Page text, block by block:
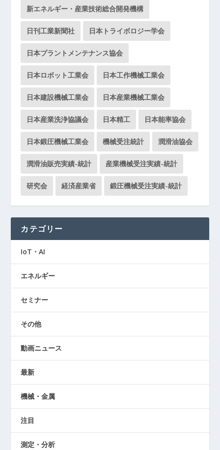
新エネルギー・産業技術総合開発機構
日刊工業新聞社 日本トライボロジー学会
日本プラントメンテナンス協会
日本ロボット工業会 日本工作機械工業会
日本建設機械工業会 日本産業機械工業会
日本産業洗浄協議会 日本精工 日本能率協会
日本鍛圧機械工業会 機械受注統計 潤滑油協会
潤滑油販売実績-統計 産業機械受注実績-統計
研究会 経済産業省 鍛圧機械受注実績-統計
カテゴリー
IoT・AI
エネルギー
セミナー
その他
動画ニュース
最新
機械・金属
注目
測定・分析